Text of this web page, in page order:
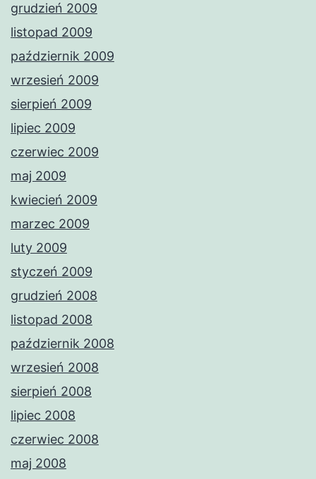
grudzień 2009
listopad 2009
październik 2009
wrzesień 2009
sierpień 2009
lipiec 2009
czerwiec 2009
maj 2009
kwiecień 2009
marzec 2009
luty 2009
styczeń 2009
grudzień 2008
listopad 2008
październik 2008
wrzesień 2008
sierpień 2008
lipiec 2008
czerwiec 2008
maj 2008